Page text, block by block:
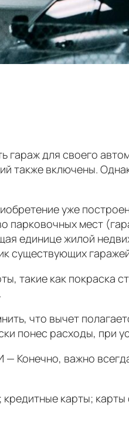
гараж для своего
также включены.
уже
парковочных мест
единице жилой
существующих
как покраска
что вычет
понес расходы, при
важно всегда
карты; карты